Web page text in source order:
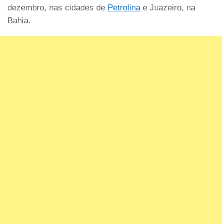
dezembro, nas cidades de Petrolinae Juazeiro, na
Bahia.